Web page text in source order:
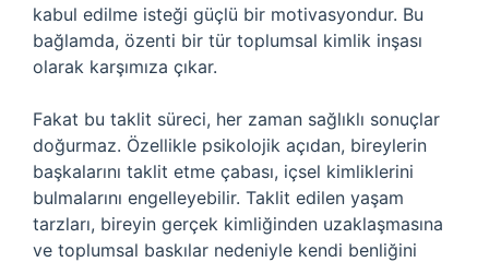
kabul edilme isteği güçlü bir motivasyondur. Bu
bağlamda, özenti bir tür toplumsal kimlik inşası
olarak karşımıza çıkar.
Fakat bu taklit süreci, her zaman sağlıklı sonuçlar
doğurmaz. Özellikle psikolojik açıdan, bireylerin
başkalarını taklit etme çabası, içsel kimliklerini
bulmalarını engelleyebilir. Taklit edilen yaşam
tarzları, bireyin gerçek kimliğinden uzaklaşmasına
ve toplumsal baskılar nedeniyle kendi benliğini